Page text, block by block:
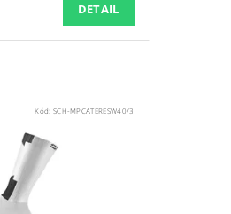
DETAIL
Kód: SCH-MPCATERESW40/3